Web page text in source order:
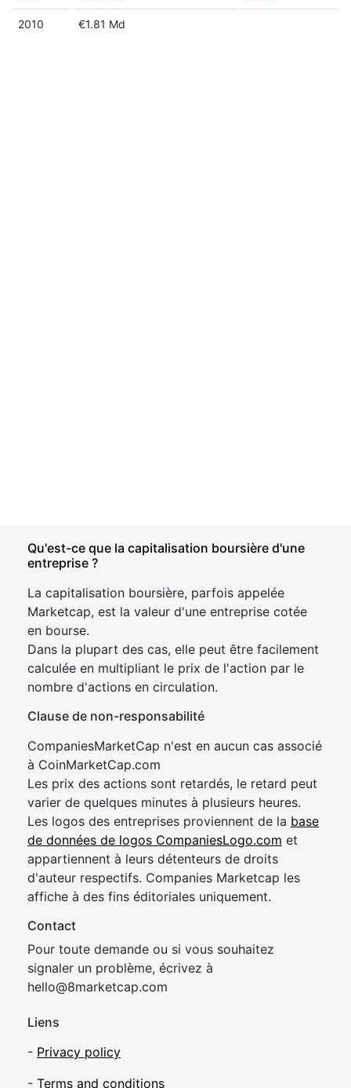
2010 €1.81 Md
Qu'est-ce que la capitalisation boursière d'une
entreprise ?
La capitalisation boursière, parfois appelée
Marketcap, est la valeur d'une entreprise cotée
en bourse.
Dans la plupart des cas, elle peut être facilement
calculée en multipliant le prix de l'action par le
nombre d'actions en circulation.
Clause de non-responsabilité
CompaniesMarketCap n'est en aucun cas associé
à CoinMarketCap.com
Les prix des actions sont retardés, le retard peut
varier de quelques minutes à plusieurs heures.
Les logos des entreprises proviennent de la base
de données de logos CompaniesLogo.com et
appartiennent à leurs détenteurs de droits
d'auteur respectifs. Companies Marketcap les
affiche à des fins éditoriales uniquement.
Contact
Pour toute demande ou si vous souhaitez
signaler un problème, écrivez à
hello@8marketcap.com
Liens
- Privacy policy
- Terms and conditions